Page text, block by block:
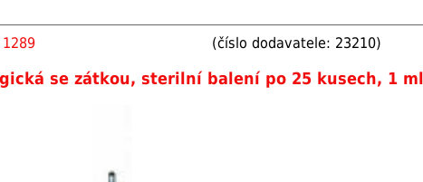
(číslo dodavatele: 23210)
se zátkou, sterilní balení po 25 kusech, 1 ml